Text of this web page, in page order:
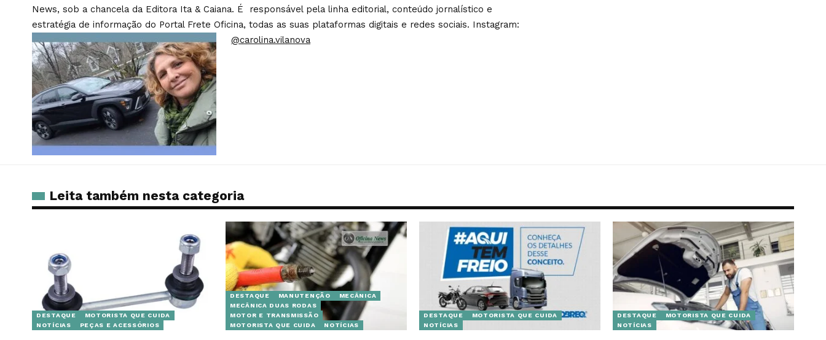
News, sob a chancela da Editora Ita & Caiana. É responsável pela linha editorial, conteúdo jornalístico e
estratégia de informação do Portal Frete Oficina, todas as suas plataformas digitais e redes sociais. Instagram:
@carolina.vilanova
Leita também nesta categoria
DESTAQUE
MOTORISTA QUE CUIDA
NOTÍCIAS
PEÇAS E ACESSÓRIOS
DESTAQUE MANUTENÇÃO
MECÂNICA
MECÂNICA DUAS RODAS
MOTOR E TRANSMISSÃO
MOTORISTA QUE CUIDA
NOTÍCIAS
DESTAQUE
MOTORISTA QUE CUIDA
NOTÍCIAS
DESTAQUE
MOTORISTA QUE CUIDA
NOTÍCIAS